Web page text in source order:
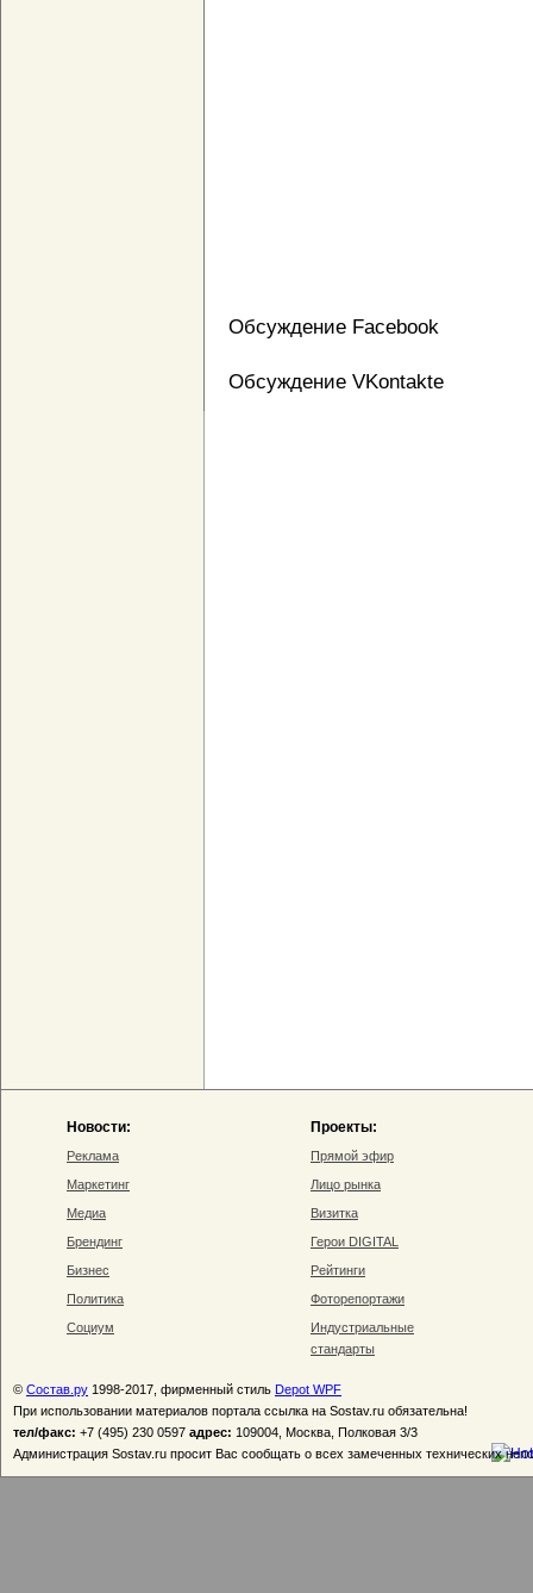
Обсуждение Facebook
Обсуждение VKontakte
Новости:
Реклама
Маркетинг
Медиа
Брендинг
Бизнес
Политика
Социум
Проекты:
Прямой эфир
Лицо рынка
Визитка
Герои DIGITAL
Рейтинги
Фоторепортажи
Индустриальные
стандарты
© Состав.ру 1998-2017, фирменный стиль Depot WPF
При использовании материалов портала ссылка на Sostav.ru обязательна!
тел/факс: +7 (495) 230 0597 адрес: 109004, Москва, Полковая 3/3
Администрация Sostav.ru просит Вас сообщать о всех замеченных технических